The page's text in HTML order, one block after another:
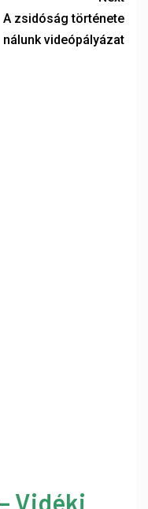
A zsidóság története
nálunk videópályázat
Vidéki